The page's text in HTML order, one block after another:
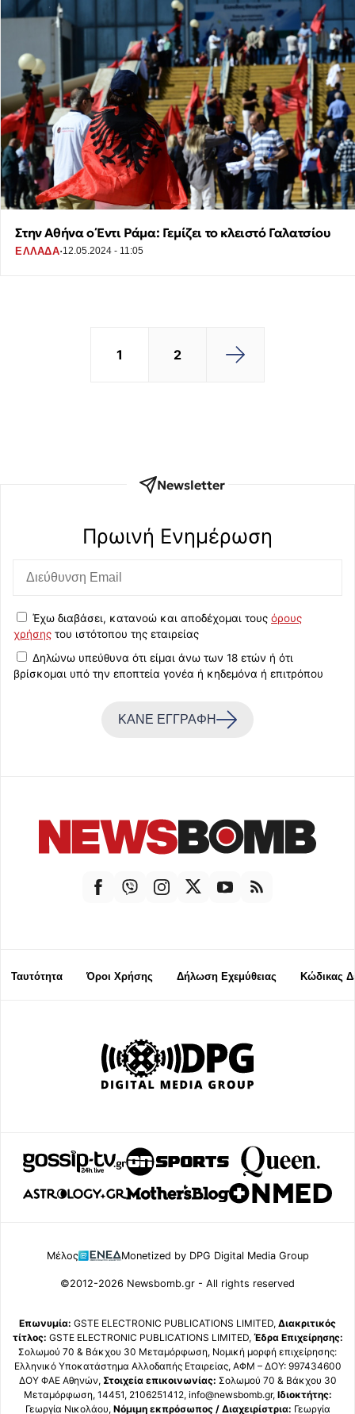
Στην Αθήνα ο Έντι Ράμα: Γεμίζει το κλειστό Γαλατσίου
ΕΛΛΑΔΑ·12.05.2024 - 11:05
1 2
Newsletter
Πρωινή Eνημέρωση
Έχω διαβάσει, κατανοώ και αποδέχομαι τους όρους
χρήσης του ιστότοπου της εταιρείας
Δηλώνω υπεύθυνα ότι είμαι άνω των 18 ετών ή ότι
βρίσκομαι υπό την εποπτεία γονέα ή κηδεμόνα ή επιτρόπου
ΚΑΝΕ ΕΓΓΡΑΦΗ
Ταυτότητα Όροι Χρήσης Δήλωση Εχεμύθειας Κώδικας
Μέλος Monetized by DPG Digital Media Group
©2012-2026 Newsbomb.gr - All rights reserved
Επωνυμία: GSTE ELECTRONIC PUBLICATIONS LIMITED, Διακριτικός
τίτλος: GSTE ELECTRONIC PUBLICATIONS LIMITED, Έδρα Επιχείρησης:
Σολωμού 70 & Βάκχου 30 Μεταμόρφωση, Νομική μορφή επιχείρησης:
Ελληνικό Υποκατάστημα Αλλοδαπής Εταιρείας, ΑΦΜ – ΔΟΥ: 997434600
ΔΟΥ ΦΑΕ Αθηνών, Στοιχεία επικοινωνίας: Σολωμού 70 & Βάκχου 30
Μεταμόρφωση, 14451, 2106251412, info@newsbomb.gr, Ιδιοκτήτης:
Γεωργία Νικολάου, Νόμιμη εκπρόσωπος / Διαχειρίστρια: Γεωργία